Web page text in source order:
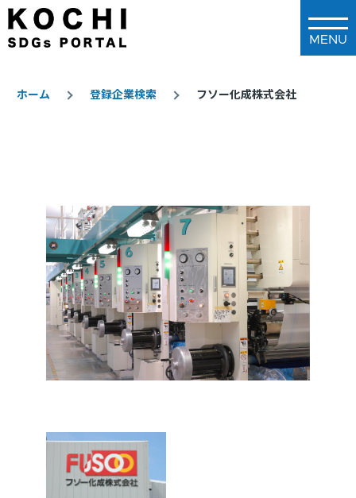
メインコンテンツに移動
ホーム 登録企業検索 フソー化成株式会社